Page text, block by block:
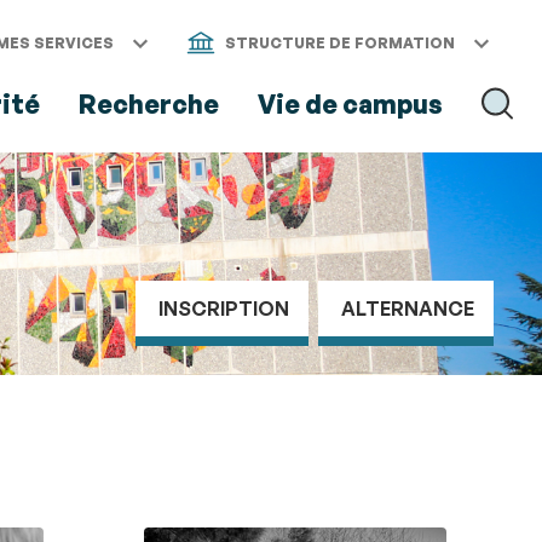
SERVICES STRUCTURE DE FORMATION
Recherche Vie de campus
INSCRIPTION ALTERNANCE